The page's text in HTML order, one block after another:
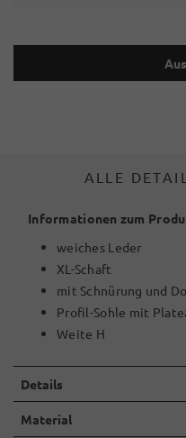
ALLE
Informationen zum
weiches Leder
XL-Schaft
mit Schnürung und
Profil-Sohle mit
Weite H
Details
Material